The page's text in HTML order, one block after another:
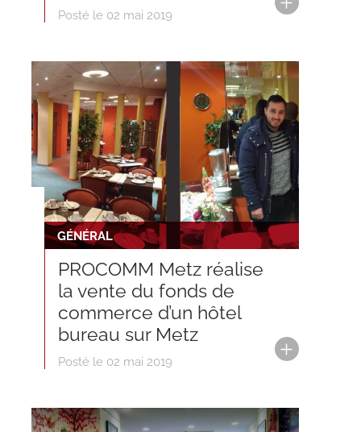
Posté le 02 mai 2019
GÉNÉRAL
PROCOMM Metz réalise
la vente du fonds de
commerce d’un hôtel
bureau sur Metz
Posté le 02 mai 2019